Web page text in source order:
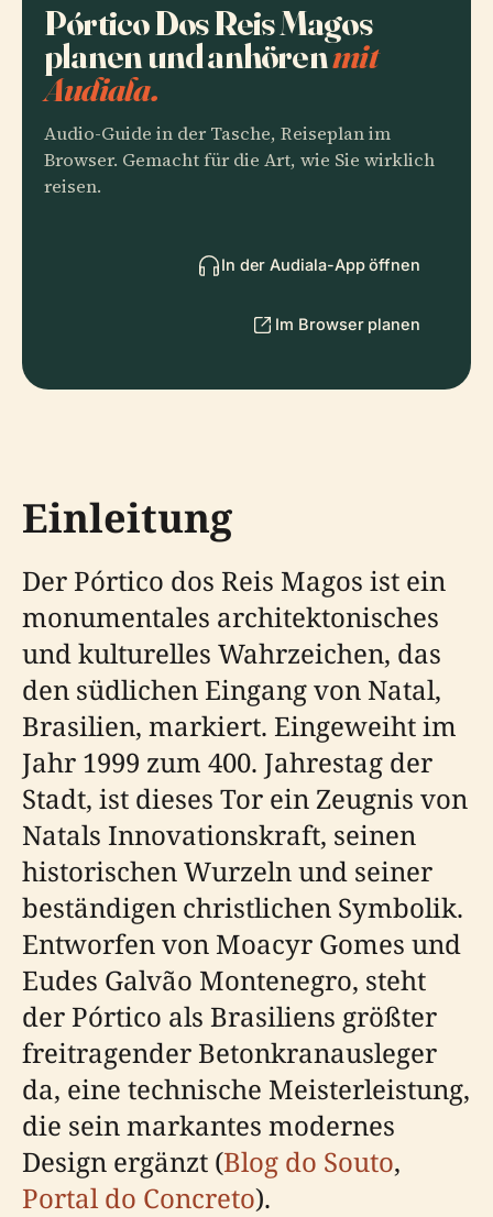
Pórtico Dos Reis Magos
planen und anhörenmit
Audiala.
Audio-Guide in der Tasche, Reiseplan im
Browser. Gemacht für die Art, wie Sie wirklich
reisen.
In der Audiala-App öffnen
Im Browser planen
Einleitung
Der Pórtico dos Reis Magos ist ein
monumentales architektonisches
und kulturelles Wahrzeichen, das
den südlichen Eingang von Natal,
Brasilien, markiert. Eingeweiht im
Jahr 1999 zum 400. Jahrestag der
Stadt, ist dieses Tor ein Zeugnis von
Natals Innovationskraft, seinen
historischen Wurzeln und seiner
beständigen christlichen Symbolik.
Entworfen von Moacyr Gomes und
Eudes Galvão Montenegro, steht
der Pórtico als Brasiliens größter
freitragender Betonkranausleger
da, eine technische Meisterleistung,
die sein markantes modernes
Design ergänzt (Blog do Souto,
Portal do Concreto).